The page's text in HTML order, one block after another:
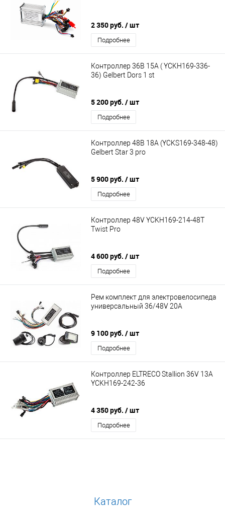
2 350 руб. / шт
Подробнее
Контроллер 36В 15А ( YCKH169-336-
36) Gelbert Dors 1 st
5 200 руб. / шт
Подробнее
Контроллер 48В 18А (YCKS169-348-48)
Gelbert Star 3 pro
5 900 руб. / шт
Подробнее
Контроллер 48V YCKH169-214-48T
Twist Pro
4 600 руб. / шт
Подробнее
Рем комплект для электровелосипеда
универсальный 36/48V 20A
9 100 руб. / шт
Подробнее
Контроллер ELTRECO Stallion 36V 13A
YCKH169-242-36
4 350 руб. / шт
Подробнее
Каталог